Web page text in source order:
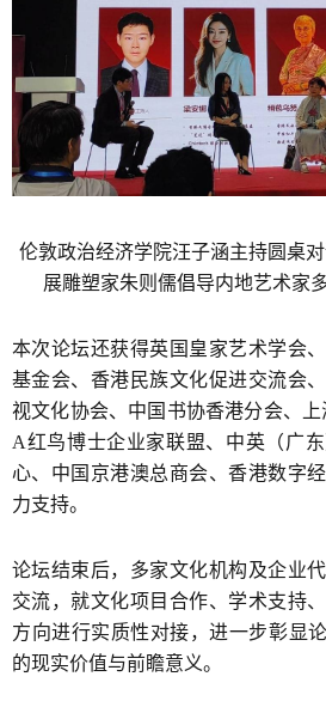
伦敦政治经济学院汪子涵主持圆桌
展雕塑家朱则儒倡导内地艺术家
本次论坛还获得英国皇家艺术学会
基金会、香港民族文化促进交流会
视文化协会、中国书协香港分会、
A红鸟博士企业家联盟、中英（广
心、中国京港澳总商会、香港数字
力支持。
论坛结束后，多家文化机构及企业
交流，就文化项目合作、学术支持
方向进行实质性对接，进一步彰显
的现实价值与前瞻意义。